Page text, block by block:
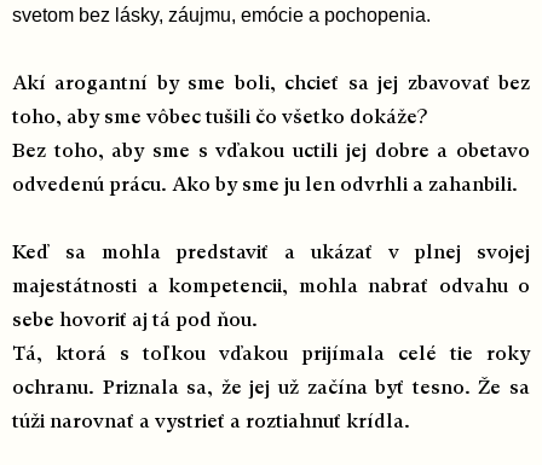
svetom bez lásky, záujmu, emócie a pochopenia.
Akí arogantní by sme boli, chcieť sa jej zbavovať bez
toho, aby sme vôbec tušili čo všetko dokáže?
Bez toho, aby sme s vďakou uctili jej dobre a obetavo
odvedenú prácu. Ako by sme ju len odvrhli a zahanbili.
Keď sa mohla predstaviť a ukázať v plnej svojej
majestátnosti a kompetencii, mohla nabrať odvahu o
sebe hovoriť aj tá pod ňou.
Tá, ktorá s toľkou vďakou prijímala celé tie roky
ochranu. Priznala sa, že jej už začína byť tesno. Že sa
túži narovnať a vystrieť a roztiahnuť krídla.